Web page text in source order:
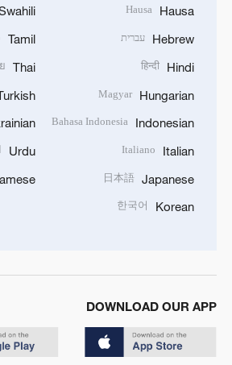
Hausa
Hausa
Hebrew עברית
Hindi
हिन्दी
Hungarian
Magyar
Indonesian
Bahasa Indonesia
Italian
Italiano
Japanese
日本語
Korean
한국어
Tamil
Thai
Urdu
DOWNLOAD OUR APP